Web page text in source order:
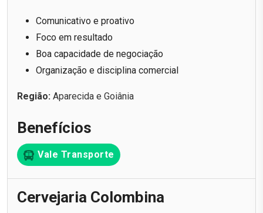
Comunicativo e proativo
Foco em resultado
Boa capacidade de negociação
Organização e disciplina comercial
Região: Aparecida e Goiânia
Benefícios
Vale Transporte
Cervejaria Colombina